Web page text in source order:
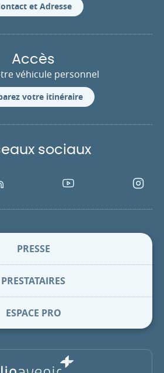
et Adresse
Accès
véhicule personnel
votre itinéraire
sociaux
Youtube
PRESSE
PRESTATAIRES
ESPACE PRO